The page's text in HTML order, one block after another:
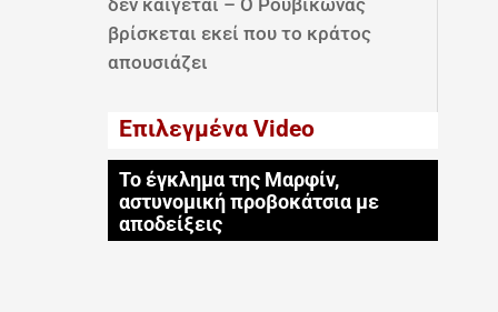
δεν καίγεται – Ο Ρουβίκωνας
βρίσκεται εκεί που το κράτος
απουσιάζει
Επιλεγμένα Video
Το έγκλημα της Μαρφίν,
αστυνομική προβοκάτσια με
αποδείξεις